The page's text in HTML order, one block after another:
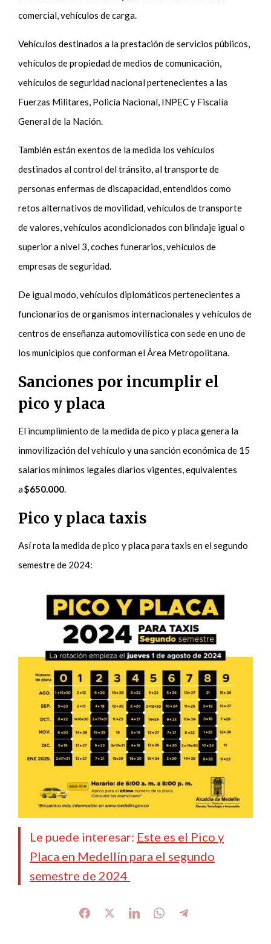
comercial, vehículos de carga.
Vehículos destinados a la prestación de servicios públicos,
vehículos de propiedad de medios de comunicación,
vehículos de seguridad nacional pertenecientes a las
Fuerzas Militares, Policía Nacional, INPEC y Fiscalía
General de la Nación.
También están exentos de la medida los vehículos
destinados al control del tránsito, al transporte de
personas enfermas de discapacidad, entendidos como
retos alternativos de movilidad, vehículos de transporte
de valores, vehículos acondicionados con blindaje igual o
superior a nivel 3, coches funerarios, vehículos de
empresas de seguridad.
De igual modo, vehículos diplomáticos pertenecientes a
funcionarios de organismos internacionales y vehículos de
centros de enseñanza automovilística con sede en uno de
los municipios que conforman el Área Metropolitana.
Sanciones por incumplir el
pico y placa
El incumplimiento de la medida de pico y placa genera la
inmovilización del vehículo y una sanción económica de 15
salarios mínimos legales diarios vigentes, equivalentes
a$650.000
Pico y placa taxis
Así rota la medida de pico y placa para taxis en el segundo
semestre de 2024:
Le puede interesar: Este es el Pico y
Placa en Medellín para el segundo
semestre de 2024